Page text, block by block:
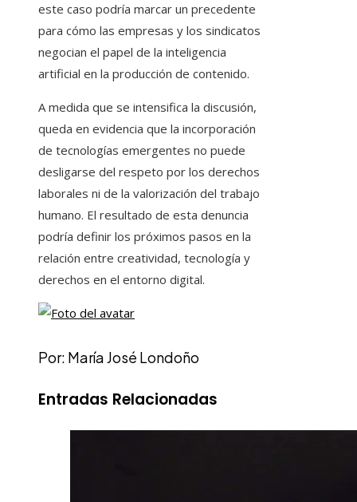
este caso podría marcar un precedente
para cómo las empresas y los sindicatos
negocian el papel de la inteligencia
artificial en la producción de contenido.
A medida que se intensifica la discusión,
queda en evidencia que la incorporación
de tecnologías emergentes no puede
desligarse del respeto por los derechos
laborales ni de la valorización del trabajo
humano. El resultado de esta denuncia
podría definir los próximos pasos en la
relación entre creatividad, tecnología y
derechos en el entorno digital.
Por: María José Londoño
Entradas Relacionadas